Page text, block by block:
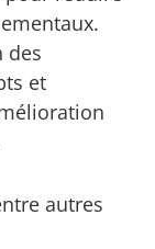
des
et
autres